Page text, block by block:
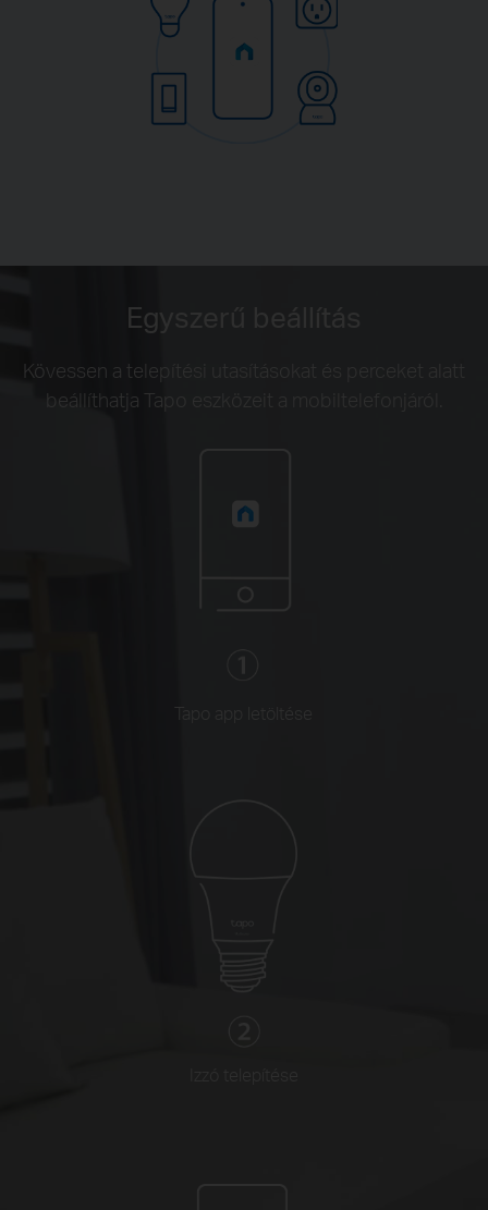
Egyszerű beállítás
Kövessen a telepítési utasításokat és perceket alatt
beállíthatja Tapo eszközeit a mobiltelefonjáról.
Tapo app letöltése